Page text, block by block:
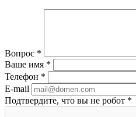
Вопрос *
Ваше имя *
Телефон *
E-mail
Подтвердите, что вы не робот *